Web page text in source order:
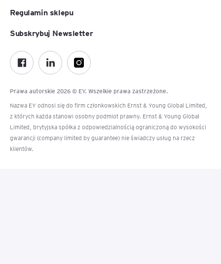
Regulamin sklepu
Prawa autorskie 2026 © EY. Wszelkie prawa zastrzeżone.
Nazwa EY odnosi się do firm członkowskich Ernst & Young Global Limited,
z których każda stanowi osobny podmiot prawny. Ernst & Young Global
Limited, brytyjska spółka z odpowiedzialnością ograniczoną do wysokości
gwarancji (company limited by guarantee) nie świadczy usług na rzecz
klientów.
Subskrybuj Newsletter